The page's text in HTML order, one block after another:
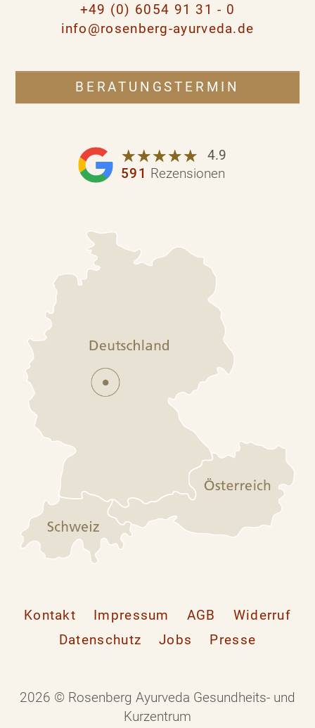
+49 (0) 6054 91 31 - 0
info@rosenberg-ayurveda.de
BERATUNGSTERMIN
☆☆☆☆☆
★★★★★
4.9
591 Rezensionen
Kontakt Impressum AGB
Widerruf
Datenschutz
Jobs Presse
2026 © Rosenberg Ayurveda Gesundheits- und
Kurzentrum